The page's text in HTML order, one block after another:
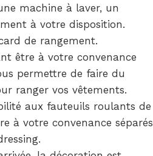
machine à laver, un
à votre disposition.
de rangement.
être à votre convenance
permettre de faire du
ranger vos vêtements.
aux fauteuils roulants de
à votre convenance séparés